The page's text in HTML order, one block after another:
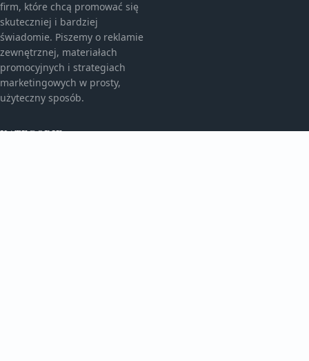
firm, które chcą promować się
skuteczniej i bardziej
świadomie. Piszemy o reklamie
zewnętrznej, materiałach
promocyjnych i strategiach
marketingowych w prosty,
użyteczny sposób.
KATEGORIE